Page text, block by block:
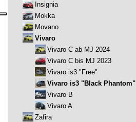
Insignia
Mokka
Movano
Vivaro
Vivaro C ab MJ 2024
Vivaro C bis MJ 2023
Vivaro is3 "Free"
Vivaro is3 "Black Phantom"
Vivaro B
Vivaro A
Zafira